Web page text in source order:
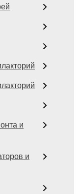
и
и